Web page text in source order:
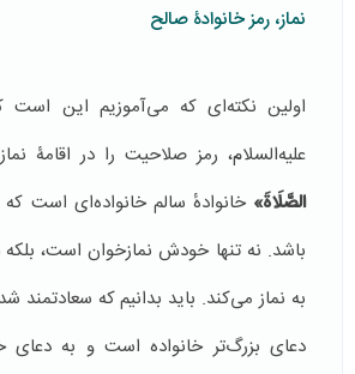
نماز، رمز خانوادۀ صالح
اولین نکته‌ای که می‌آموزیم این است
علیه‌السلام، رمز صلاحیت را در اقامۀ
الصَّلَاةَ» خانوادهٔ سالم خانواده‌ای است
باشد. نه تنها خودش نمازخوان است، بلکه
به نماز می‌کند. باید بدانیم که سعادتمند
دعای بزرگ‌تر خانواده است و به دعای